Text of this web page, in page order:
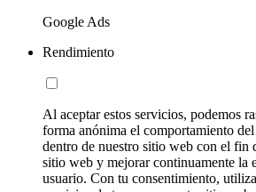
Google Ads
Rendimiento
Al aceptar estos servicios, podemos
forma anónima el comportamiento
dentro de nuestro sitio web con el fin
sitio web y mejorar continuamente la
usuario. Con tu consentimiento,